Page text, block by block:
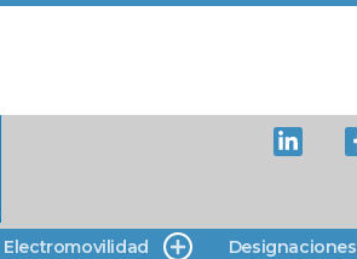
Electromovilidad Designaciones